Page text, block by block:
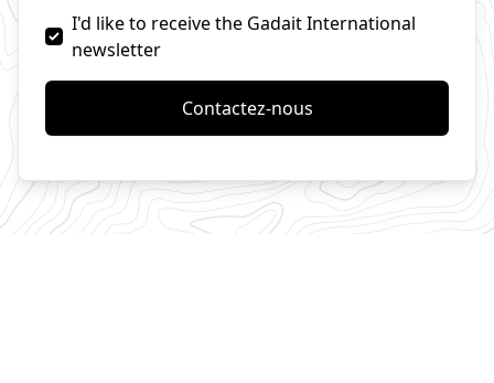
I'd like to receive the Gadait International
newsletter
Contactez-nous